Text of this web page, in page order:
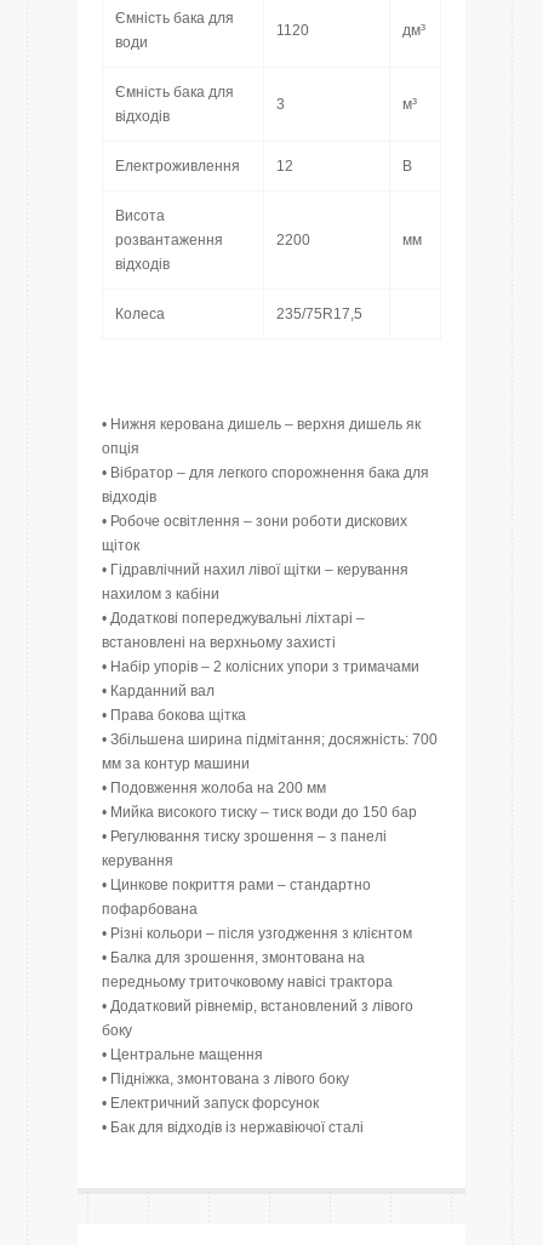
Ємність бака для
води
1120 дм³
Ємність бака для
відходів
3 м³
Електроживлення 12 В
Висота
розвантаження
відходів
2200 мм
Колеса 235/75R17,5
• Нижня керована дишель – верхня дишель як
опція
• Вібратор – для легкого спорожнення бака для
відходів
• Робоче освітлення – зони роботи дискових
щіток
• Гідравлічний нахил лівої щітки – керування
нахилом з кабіни
• Додаткові попереджувальні ліхтарі –
встановлені на верхньому захисті
• Набір упорів – 2 колісних упори з тримачами
• Карданний вал
• Права бокова щітка
• Збільшена ширина підмітання; досяжність: 700
мм за контур машини
• Подовження жолоба на 200 мм
• Мийка високого тиску – тиск води до 150 бар
• Регулювання тиску зрошення – з панелі
керування
• Цинкове покриття рами – стандартно
пофарбована
• Різні кольори – після узгодження з клієнтом
• Балка для зрошення, змонтована на
передньому триточковому навісі трактора
• Додатковий рівнемір, встановлений з лівого
боку
• Центральне мащення
• Підніжка, змонтована з лівого боку
• Електричний запуск форсунок
• Бак для відходів із нержавіючої сталі